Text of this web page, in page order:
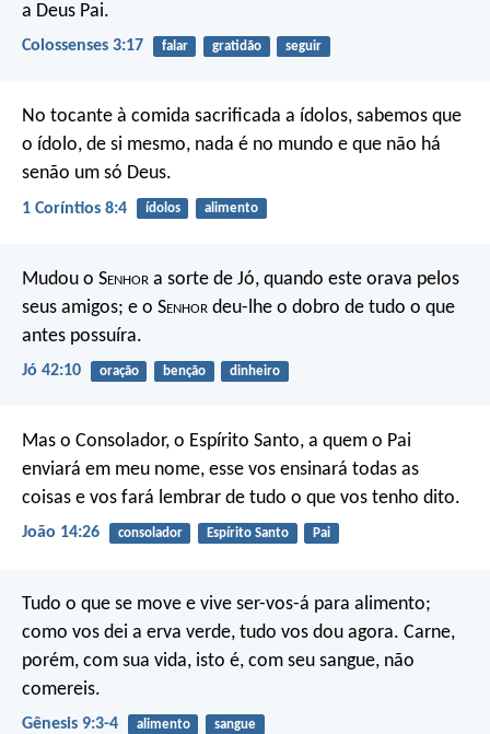
a Deus Pai.
Colossenses 3:17 falar gratidão seguir
No tocante à comida sacrificada a ídolos, sabemos que
o ídolo, de si mesmo, nada é no mundo e que não há
senão um só Deus.
1 Coríntios 8:4 ídolos alimento
Mudou o Senhor a sorte de Jó, quando este orava pelos
seus amigos; e o Senhor deu-lhe o dobro de tudo o que
antes possuíra.
Jó 42:10 oração benção dinheiro
Mas o Consolador, o Espírito Santo, a quem o Pai
enviará em meu nome, esse vos ensinará todas as
coisas e vos fará lembrar de tudo o que vos tenho dito.
João 14:26 consolador Espírito Santo Pai
Tudo o que se move e vive ser-vos-á para alimento;
como vos dei a erva verde, tudo vos dou agora. Carne,
porém, com sua vida, isto é, com seu sangue, não
comereis.
Gênesis 9:3-4 alimento sangue